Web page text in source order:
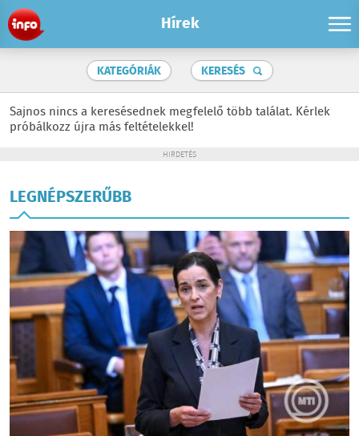
Hírek
KATEGÓRIÁK KERESÉS
Sajnos nincs a keresésednek megfelelő több találat. Kérlek
próbálkozz újra más feltételekkel!
HIRDETÉS
LEGNÉPSZERŰBB